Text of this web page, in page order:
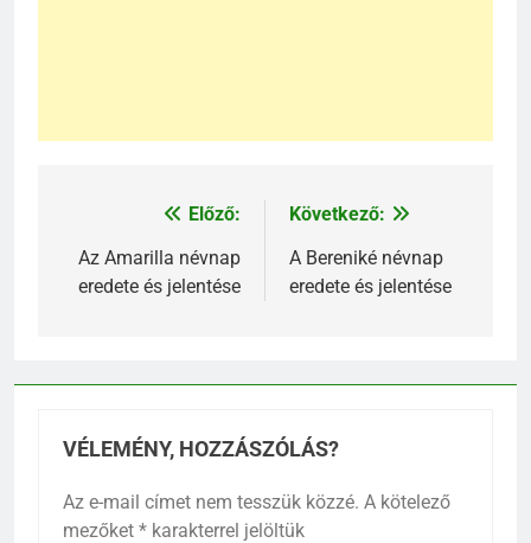
Bejegyzés
navigáció
Előző:
Az Amarilla névnap
eredete és jelentése
Következő:
A Bereniké névnap
eredete és jelentése
VÉLEMÉNY, HOZZÁSZÓLÁS?
Az e-mail címet nem tesszük közzé. A kötelező
mezőket * karakterrel jelöltük